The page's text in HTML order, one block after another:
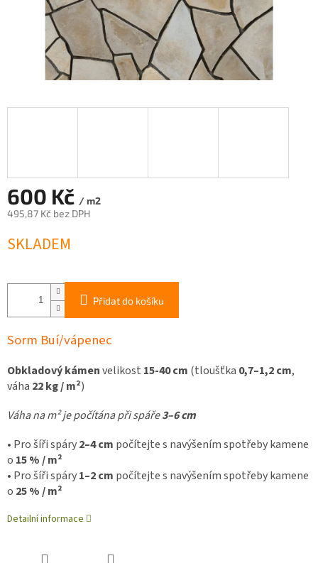
600 Kč / m2
495,87 Kč bez DPH
cena:
SKLADEM
Přidat do košíku
Sorm Buí/vápenec
Obkladový kámenvelikost 15-40 cm (tloušťka 0,7–1,2 cm,
váha 22 kg / m²)
Váha na m² je počítána při spáře3–6 cm
• Pro šíři spáry2–4 cm počítejte s navýšením spotřeby kamene
o 15 % / m²
• Pro šíři spáry1–2 cm počítejte s navýšením spotřeby kamene
o 25 % / m²
Detailní informace